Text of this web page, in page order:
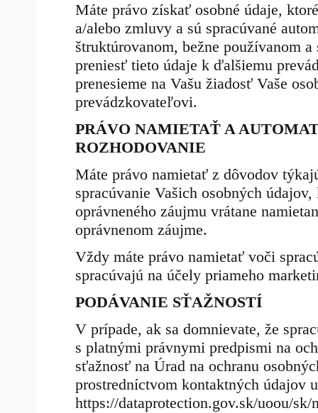
Máte právo získať osobné údaje,
a/alebo zmluvy a sú spracúvané
štruktúrovanom, bežne používanom
preniesť tieto údaje k ďalšiemu
prenesieme na Vašu žiadosť Vaše
prevádzkovateľovi.
PRÁVO NAMIETAŤ A
ROZHODOVANIE
Máte právo namietať z dôvodov
spracúvanie Vašich osobných
oprávneného záujmu vrátane
oprávnenom záujme.
Vždy máte právo namietať voči
spracúvajú na účely priameho
PODÁVANIE SŤAŽNOSTÍ
V prípade, ak sa domnievate, že
s platnými právnymi predpismi na
sťažnosť na Úrad na ochranu
prostredníctvom kontaktných údajov
https://dataprotection.gov.sk/uoou/sk/